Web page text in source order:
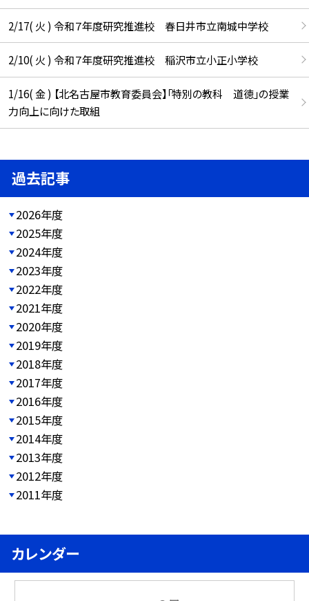
2/17( 火 ) 令和７年度研究推進校 春日井市立南城中学校
2/10( 火 ) 令和７年度研究推進校 稲沢市立小正小学校
1/16( 金 ) 【北名古屋市教育委員会】「特別の教科 道徳」の授業
力向上に向けた取組
過去記事
2026年度
2025年度
2024年度
2023年度
2022年度
2021年度
2020年度
2019年度
2018年度
2017年度
2016年度
2015年度
2014年度
2013年度
2012年度
2011年度
カレンダー